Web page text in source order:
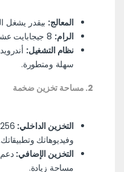
المعالج: بيقدر يشغل
الرام:
نظام التشغيل:
سهلة ومتطورة.
2. مساحة تخزين ضخمة
التخزين الداخلي:
وفيديوهاتك وتطبيقاتك.
التخزين الإضافي:
مساحة زيادة.